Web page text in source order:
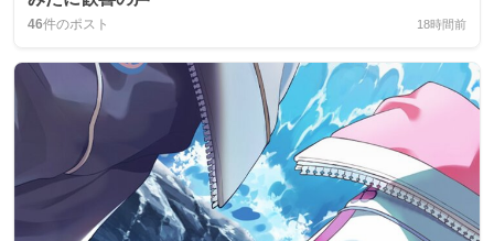
46件のポスト 18時間前